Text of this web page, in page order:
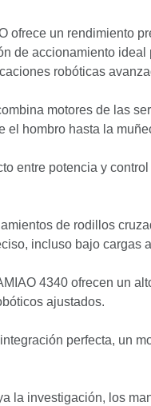
ofrece un rendimiento
de accionamiento ideal
robóticas
motores de las
el hombro hasta la
entre potencia y
de rodillos
incluso bajo cargas
4340 ofrecen un
ajustados.
perfecta, un
la investigación, los